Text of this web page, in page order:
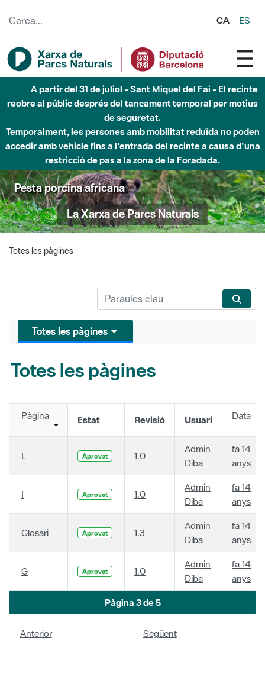
CA ES
A partir del 31 de juliol - Sant Miquel del Fai - El recinte
reobre al públic després del tancament temporal per motius
de seguretat.
Temporalment, les persones amb mobilitat reduïda no poden
accedir amb vehicle fins a l'entrada del recinte a causa d'una
restricció de pas a la zona de la Foradada.
Pesta porcina africana
La Xarxa de Parcs Naturals
Totes les pàgines
Totes les pàgines
Totes les pàgines
Pàgina Estat Revisió Usuari Data
L Aprovat 1.0
Admin
Diba
fa 14
anys
I Aprovat 1.0
Admin
Diba
fa 14
anys
Glosari Aprovat 1.3
Admin
Diba
fa 14
anys
G Aprovat 1.0
Admin
Diba
fa 14
anys
Pàgina 3 de 5
Anterior Següent